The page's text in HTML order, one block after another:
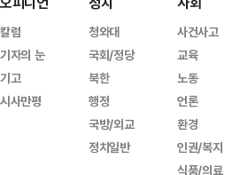
칼럼
기자의 눈
기고
시사만평
청와대
국회/정당
북한
행정
국방/외교
정치일반
사건사고
교육
노동
언론
환경
인권/복지
식품/의료